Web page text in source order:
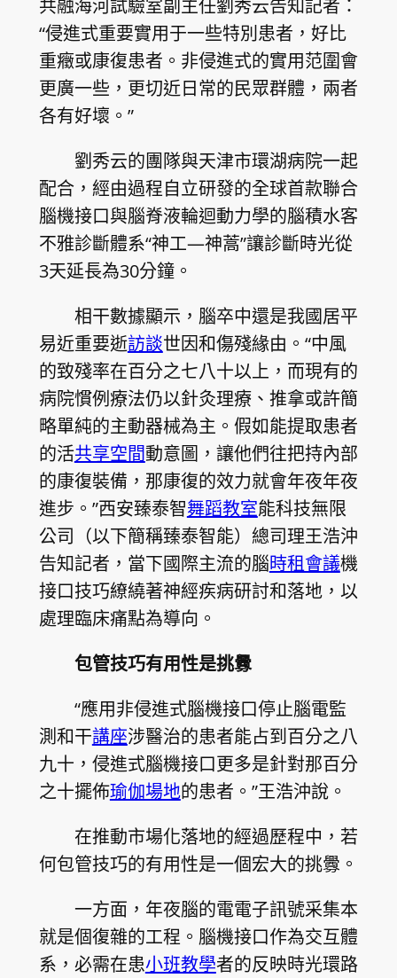
共融海河試驗室副主任劉秀云告知記者：
“侵進式重要實用于一些特別患者，好比
重癥或康復患者。非侵進式的實用范圍會
更廣一些，更切近日常的民眾群體，兩者
各有好壞。”
劉秀云的團隊與天津市環湖病院一起
配合，經由過程自立研發的全球首款聯合
腦機接口與腦脊液輪迴動力學的腦積水客
不雅診斷體系“神工—神蒿”讓診斷時光從
3天延長為30分鐘。
相干數據顯示，腦卒中還是我國居平
易近重要逝訪談世因和傷殘緣由。“中風
的致殘率在百分之七八十以上，而現有的
病院慣例療法仍以針灸理療、推拿或許簡
略單純的主動器械為主。假如能提取患者
的活共享空間動意圖，讓他們往把持內部
的康復裝備，那康復的效力就會年夜年夜
進步。”西安臻泰智舞蹈教室能科技無限
公司（以下簡稱臻泰智能）總司理王浩沖
告知記者，當下國際主流的腦時租會議機
接口技巧繚繞著神經疾病研討和落地，以
處理臨床痛點為導向。
包管技巧有用性是挑釁
“應用非侵進式腦機接口停止腦電監
測和干講座涉醫治的患者能占到百分之八
九十，侵進式腦機接口更多是針對那百分
之十擺佈瑜伽場地的患者。”王浩沖說。
在推動市場化落地的經過歷程中，若
何包管技巧的有用性是一個宏大的挑釁。
一方面，年夜腦的電電子訊號采集本
就是個復雜的工程。腦機接口作為交互體
系，必需在患小班教學者的反映時光環路